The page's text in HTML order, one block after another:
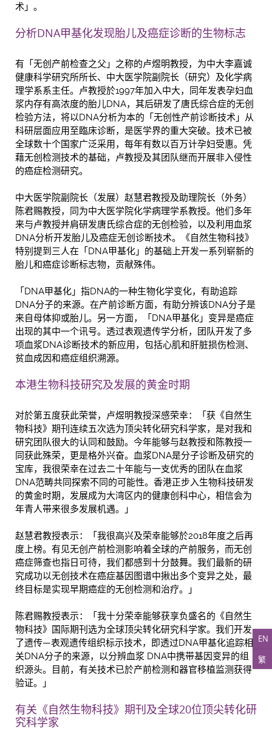
EN
繁
术」。
分析DNA甲基化发现胎儿及癌症诊断的生物标志
有「无创产前检查之父」之称的卢煜明教授，为中大李嘉诚
健康科学研究所所长、中大医学院副院长（研究）及化学病
理学系系主任。卢教授於1997年加入中大，同年发表孕妇血
浆内存有高浓度的胎儿DNA，其后研发了唐氏综合症的无创
检验方法，将以DNA分析为本的「无创性产前诊断技术」从
科研层面应用至臨床诊断，是医学界的重大突破。技术已被
全球数十个国家广泛采用，每年有数以百万计孕妇受惠。凭
藉无创检测技术的基础，卢教授及其团队继而开展非入侵性
的癌症检测研究。
中大医学院副院长（发展）赵慧君教授及助理院长（外务）
陈君赐教授，同为中大医学院化学病理学系教授。他们多年
来与卢教授并肩研发唐氏综合症的无创检验，以及利用血浆
DNA分析开发胎儿及癌症无创诊断技术。《自然生物科技》
特别提到三人在「DNA甲基化」的基础上开发一系列崭新的
胎儿和癌症诊断标志物，贡献殊伟。
「DNA甲基化」指DNA的一种生物化学变化，有助追踪
DNA分子的来源。在产前诊断方面，有助分辨该DNA分子是
来自母体抑或胎儿。另一方面，「DNA甲基化」变异是癌症
出现的其中一个讯号。透过表观遗传学分析，团队开发了多
项血浆DNA诊断技术的新应用，包括心肌和肝脏损伤检测、
贫血成因和癌症组织溯源。
本港生物科技研究及发展的黄金时期
对於第五度获此荣誉，卢煜明教授深感荣幸：「获《自然生
物科技》期刊连续五次选为顶尖转化研究科学家，是对我和
研究团队很大的认同和鼓励。今年能够与赵教授和陈教授一
同获此殊荣，更是格外兴奋。血浆DNA是分子诊断及研究的
宝库，我很荣幸在过去二十年能与一支优秀的团队在血浆
DNA范畴共同探索不同的可能性。香港正步入生物科技研发
的黄金时期，发展成为大湾区内的健康创科中心，相信会为
年青人带来很多发展机遇。」
赵慧君教授表示：「我很高兴及荣幸能够於2018年度之后再
度上榜。有见无创产前检测影响着全球的产前服务，而无创
癌症筛查也指日可待，我们都感到十分鼓舞。我们最新的研
究成功以无创技术在癌症基因图谱中揪出多个变异之处，最
终目标是实现早期癌症的无创检测和治疗。」
陈君赐教授表示：「我十分荣幸能够获享负盛名的《自然生
物科技》国际期刊选为全球顶尖转化研究科学家。我们开发
了遗传—表观遗传组织标示技术，即透过DNA甲基化追踪相
关DNA分子的来源，以分辨血浆 DNA中携带基因变异的组
织源头。目前，有关技术已於产前检测和器官移植监测获得
验证。」
有关《自然生物科技》期刊及全球20位顶尖转化研
究科学家